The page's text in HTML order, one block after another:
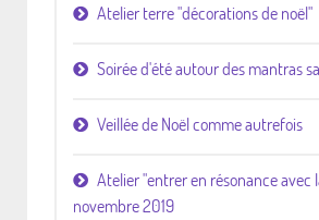
Atelier terre "décorations de noël"
Soirée d'été autour des mantras
Veillée de Noël comme autrefois
Atelier "entrer en résonance avec
novembre 2019